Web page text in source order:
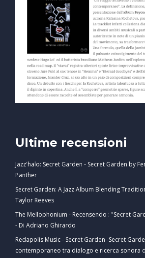
Ultime recensioni
Jazz'halo: Secret Garden - Secret Garden by
Panther
Secret Garden: A Jazz Album Blending
Taylor Reeves
The Mellophonium - Recensendo : "Secret
- Di Adriano Ghirardo
Redapolis Music - Secret Garden -Secret
contemporaneo tra dialogo e ricerca sonora